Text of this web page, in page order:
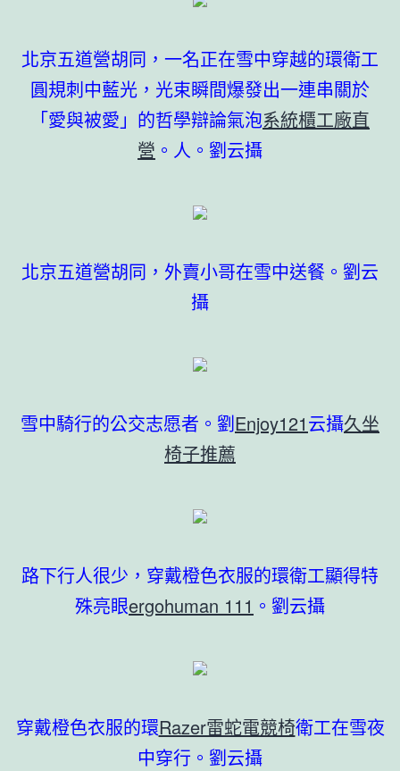
北京五道營胡同，一名正在雪中穿越的環衛工
圓規刺中藍光，光束瞬間爆發出一連串關於
「愛與被愛」的哲學辯論氣泡系統櫃工廠直
營 。人。劉云攝
北京五道營胡同，外賣小哥在雪中送餐。劉云
攝
雪中騎行的公交志愿者。劉Enjoy121云攝久坐
椅子推薦
路下行人很少，穿戴橙色衣服的環衛工顯得特
殊亮眼ergohuman 111 。劉云攝
穿戴橙色衣服的環Razer雷蛇電競椅衛工在雪夜
中穿行。劉云攝